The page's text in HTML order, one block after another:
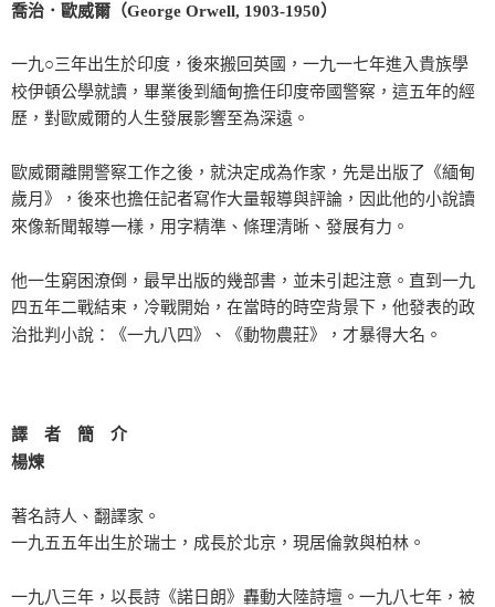
喬治．歐威爾（George Orwell, 1903-1950）
一九○三年出生於印度，後來搬回英國，一九一七年進入貴族學
校伊頓公學就讀，畢業後到緬甸擔任印度帝國警察，這五年的經
歷，對歐威爾的人生發展影響至為深遠。
歐威爾離開警察工作之後，就決定成為作家，先是出版了《緬甸
歲月》，後來也擔任記者寫作大量報導與評論，因此他的小說讀
來像新聞報導一樣，用字精準、條理清晰、發展有力。
他一生窮困潦倒，最早出版的幾部書，並未引起注意。直到一九
四五年二戰結束，冷戰開始，在當時的時空背景下，他發表的政
治批判小說：《一九八四》、《動物農莊》，才暴得大名。
譯 者 簡 介
楊煉
著名詩人、翻譯家。
一九五五年出生於瑞士，成長於北京，現居倫敦與柏林。
一九八三年，以長詩《諾日朗》轟動大陸詩壇。一九八七年，被